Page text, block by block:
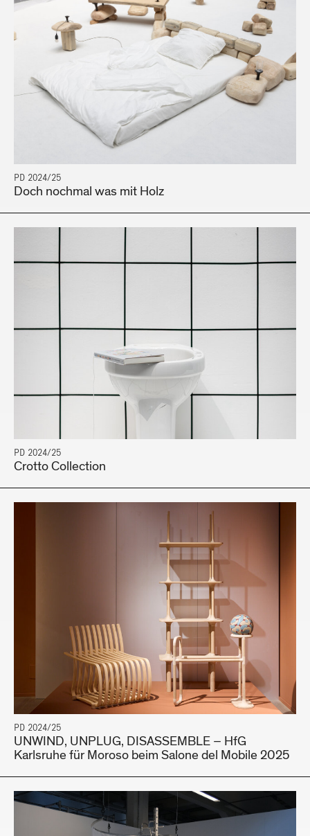
PD 2024/25
Doch nochmal was mit Holz
PD 2024/25
Crotto Collection
PD 2024/25
UNWIND, UNPLUG, DISASSEMBLE – HfG
Karlsruhe für Moroso beim Salone del Mobile 2025